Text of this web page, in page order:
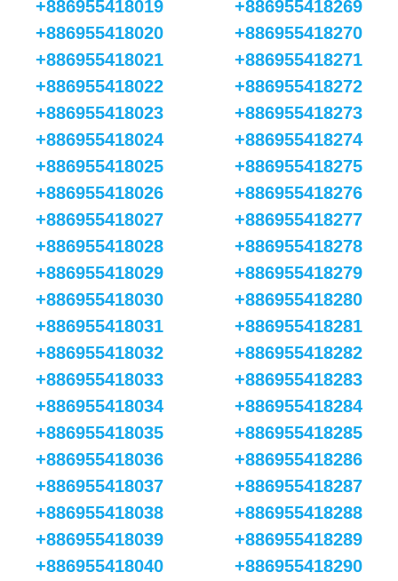
+886955418019
+886955418020
+886955418021
+886955418022
+886955418023
+886955418024
+886955418025
+886955418026
+886955418027
+886955418028
+886955418029
+886955418030
+886955418031
+886955418032
+886955418033
+886955418034
+886955418035
+886955418036
+886955418037
+886955418038
+886955418039
+886955418040
+886955418269
+886955418270
+886955418271
+886955418272
+886955418273
+886955418274
+886955418275
+886955418276
+886955418277
+886955418278
+886955418279
+886955418280
+886955418281
+886955418282
+886955418283
+886955418284
+886955418285
+886955418286
+886955418287
+886955418288
+886955418289
+886955418290